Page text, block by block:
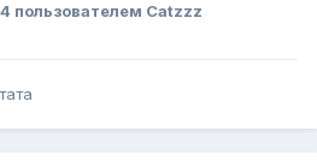
пользователем Catzzz